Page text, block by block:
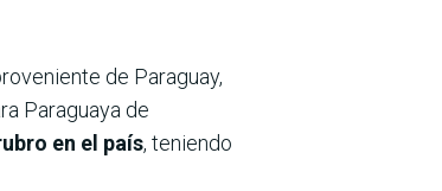
de Paraguay,
Paraguaya de
en el país, teniendo